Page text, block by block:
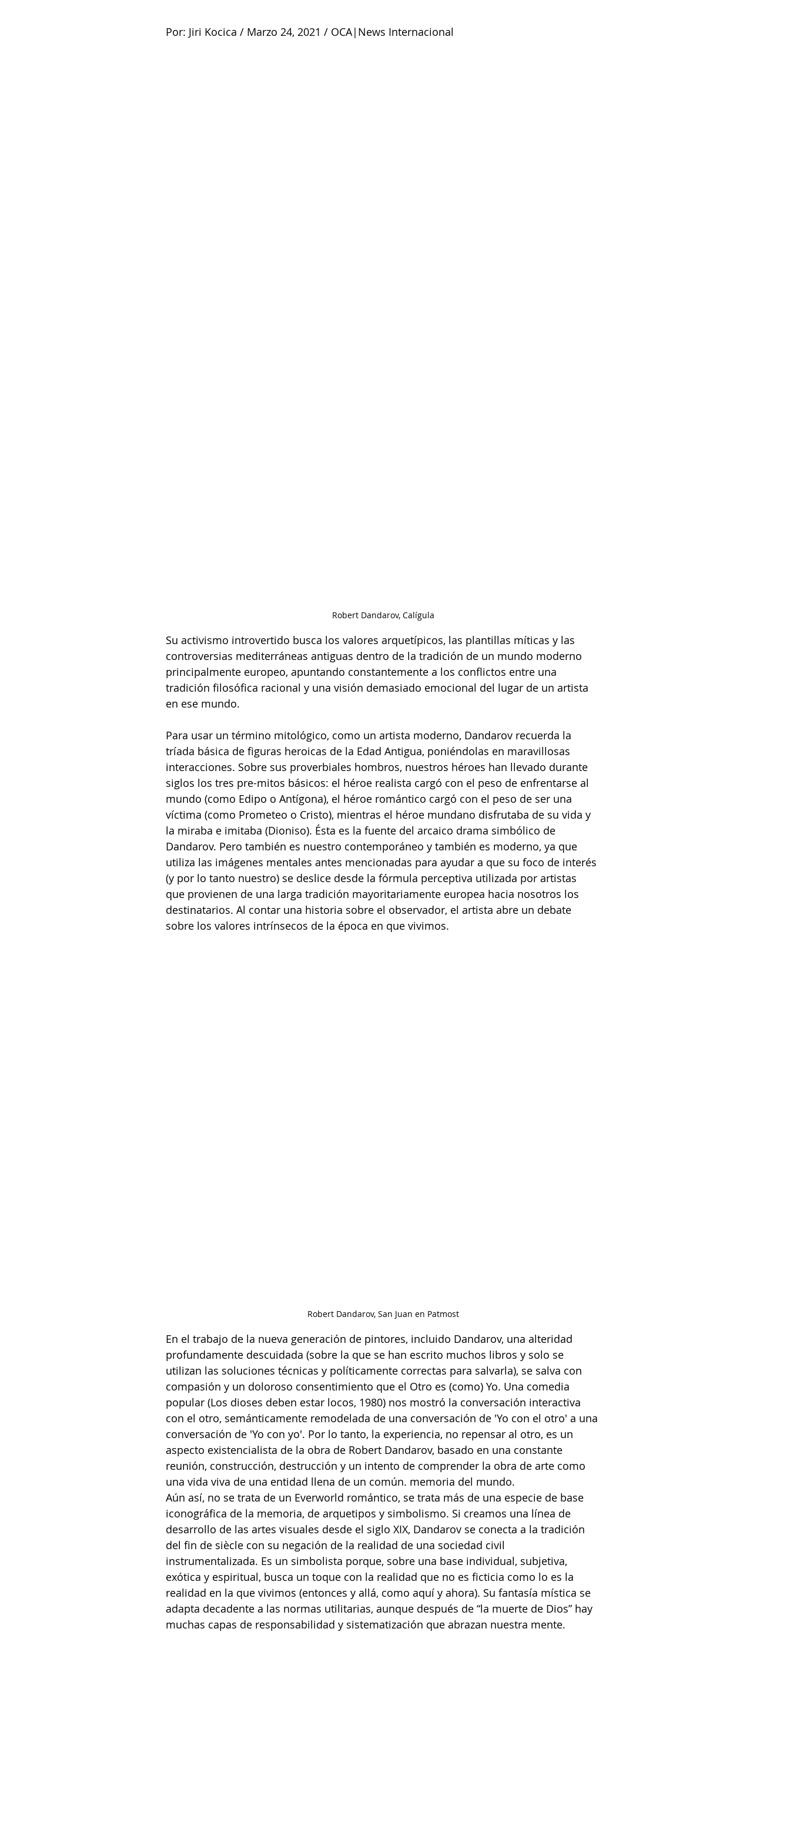
Por: Jiri Kocica / Marzo 24, 2021 / OCA|News Internacional
Robert Dandarov, Calígula
Su activismo introvertido busca los valores arquetípicos, las plantillas míticas y las
controversias mediterráneas antiguas dentro de la tradición de un mundo moderno
principalmente europeo, apuntando constantemente a los conflictos entre una
tradición filosófica racional y una visión demasiado emocional del lugar de un artista
en ese mundo.
Para usar un término mitológico, como un artista moderno, Dandarov recuerda la
tríada básica de figuras heroicas de la Edad Antigua, poniéndolas en maravillosas
interacciones. Sobre sus proverbiales hombros, nuestros héroes han llevado durante
siglos los tres pre-mitos básicos: el héroe realista cargó con el peso de enfrentarse al
mundo (como Edipo o Antígona), el héroe romántico cargó con el peso de ser una
víctima (como Prometeo o Cristo), mientras el héroe mundano disfrutaba de su vida y
la miraba e imitaba (Dioniso). Ésta es la fuente del arcaico drama simbólico de
Dandarov. Pero también es nuestro contemporáneo y también es moderno, ya que
utiliza las imágenes mentales antes mencionadas para ayudar a que su foco de interés
(y por lo tanto nuestro) se deslice desde la fórmula perceptiva utilizada por artistas
que provienen de una larga tradición mayoritariamente europea hacia nosotros los
destinatarios. Al contar una historia sobre el observador, el artista abre un debate
sobre los valores intrínsecos de la época en que vivimos.
Robert Dandarov, San Juan en Patmost
En el trabajo de la nueva generación de pintores, incluido Dandarov, una alteridad
profundamente descuidada (sobre la que se han escrito muchos libros y solo se
utilizan las soluciones técnicas y políticamente correctas para salvarla), se salva con
compasión y un doloroso consentimiento que el Otro es (como) Yo. Una comedia
popular (Los dioses deben estar locos, 1980) nos mostró la conversación interactiva
con el otro, semánticamente remodelada de una conversación de 'Yo con el otro' a una
conversación de 'Yo con yo'. Por lo tanto, la experiencia, no repensar al otro, es un
aspecto existencialista de la obra de Robert Dandarov, basado en una constante
reunión, construcción, destrucción y un intento de comprender la obra de arte como
una vida viva de una entidad llena de un común. memoria del mundo.
Aún así, no se trata de un Everworld romántico, se trata más de una especie de base
iconográfica de la memoria, de arquetipos y simbolismo. Si creamos una línea de
desarrollo de las artes visuales desde el siglo XIX, Dandarov se conecta a la tradición
del fin de siècle con su negación de la realidad de una sociedad civil
instrumentalizada. Es un simbolista porque, sobre una base individual, subjetiva,
exótica y espiritual, busca un toque con la realidad que no es ficticia como lo es la
realidad en la que vivimos (entonces y allá, como aquí y ahora). Su fantasía mística se
adapta decadente a las normas utilitarias, aunque después de “la muerte de Dios” hay
muchas capas de responsabilidad y sistematización que abrazan nuestra mente.